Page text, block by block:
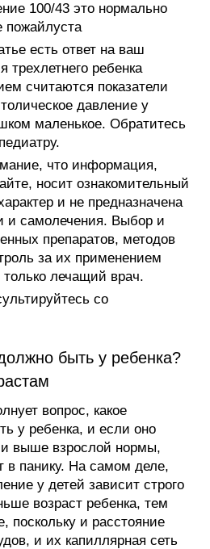
100/43 это нормально
пожайлуста
есть ответ на ваш
трехлетнего ребенка
считаются показатели
давление у
маленькое. Обратитесь
что информация,
носит ознакомительный
и не предназначена
и самолечения. Выбор и
препаратов, методов
за их применением
лечащий врач.
со
быть у ребенка?
вопрос, какое
у ребенка, и если оно
выше взрослой нормы,
в панику. На самом деле,
у детей зависит строго
возраст ребенка, тем
поскольку и расстояние
и их капиллярная сеть